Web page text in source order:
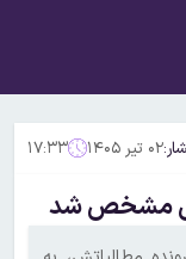
۰۲ تیر ۱۴۰۵ ۱۷:۳۳
مشخص شد